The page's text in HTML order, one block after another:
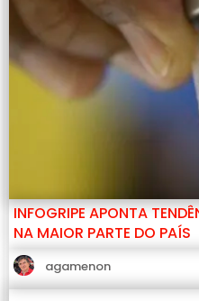
INFOGRIPE APONTA
NA MAIOR PARTE DO PAÍS
agamenon